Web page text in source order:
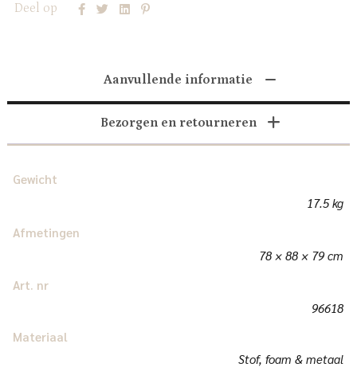
Deel op
Aanvullende informatie
Bezorgen en retourneren
Gewicht
17.5 kg
Afmetingen
78 × 88 × 79 cm
Art. nr
96618
Materiaal
Stof, foam & metaal